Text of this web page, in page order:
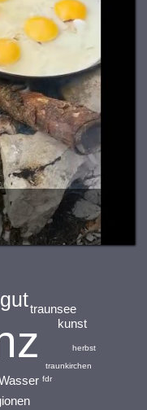
traunsee
kunst
traunkirchen
fdr
herbst